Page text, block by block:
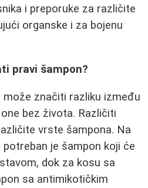
i preporuke za različite
organske i za bojenu
pravi šampon?
može značiti razliku između
bez života. Različiti
vrste šampona. Na
je šampon koji će
dok za kosu sa
sa antimikotičkim